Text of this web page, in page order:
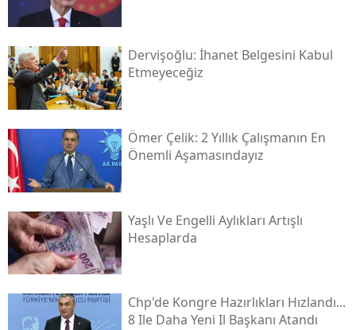
Dervişoğlu: İhanet Belgesini Kabul
Etmeyeceğiz
Ömer Çelik: 2 Yıllık Çalışmanın En
Önemli Aşamasındayız
Yaşlı Ve Engelli Aylıkları Artışlı
Hesaplarda
Chp'de Kongre Hazırlıkları Hızlandı...
8 Ile Daha Yeni Il Başkanı Atandı